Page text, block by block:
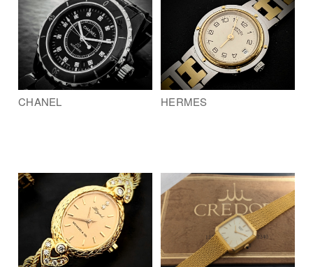
CHANEL HERMES